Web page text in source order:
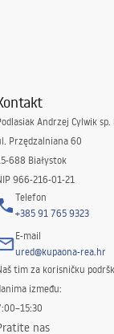
Andrzej Cylwik sp.
Przędzalniana 60
688 Białystok
966-216-01-21
Telefon
+385 91 765 9323
E-mail
ured@kupaona-rea.hr
tim za korisničku
između:
nas